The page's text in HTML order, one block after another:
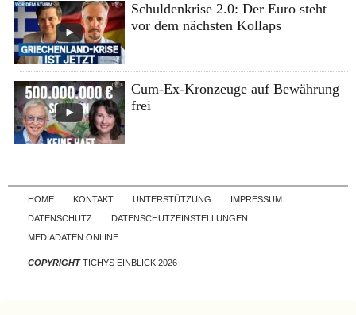
Schuldenkrise 2.0: Der Euro steht
vor dem nächsten Kollaps
Cum-Ex-Kronzeuge auf Bewährung
frei
Skip to content
HOME KONTAKT UNTERSTÜTZUNG
IMPRESSUM
DATENSCHUTZ
DATENSCHUTZEINSTELLUNGEN
MEDIADATEN ONLINE
COPYRIGHTTICHYS EINBLICK 2026